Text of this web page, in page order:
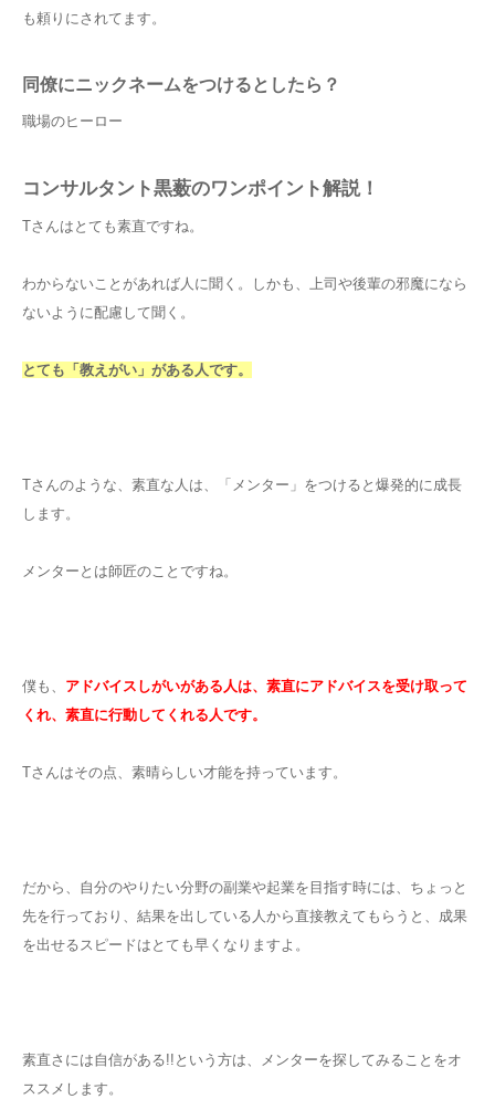
も頼りにされてます。
同僚にニックネームをつけるとしたら？
職場のヒーロー
コンサルタント黒薮のワンポイント解説！
Tさんはとても素直ですね。
わからないことがあれば人に聞く。しかも、上司や後輩の邪魔になら
ないように配慮して聞く。
とても「教えがい」がある人です。
Tさんのような、素直な人は、「メンター」をつけると爆発的に成長
します。
メンターとは師匠のことですね。
僕も、 アドバイスしがいがある人は、素直にアドバイスを受け取って
くれ、素直に行動してくれる人です。
Tさんはその点、素晴らしい才能を持っています。
だから、自分のやりたい分野の副業や起業を目指す時には、ちょっと
先を行っており、結果を出している人から直接教えてもらうと、成果
を出せるスピードはとても早くなりますよ。
素直さには自信がある!!という方は、メンターを探してみることをオ
ススメします。